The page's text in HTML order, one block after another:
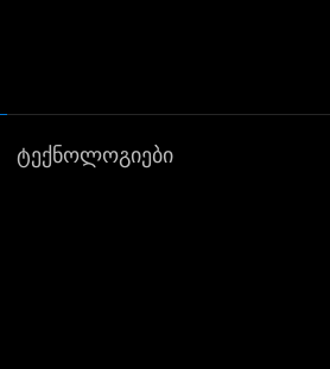
ტექნოლოგიები